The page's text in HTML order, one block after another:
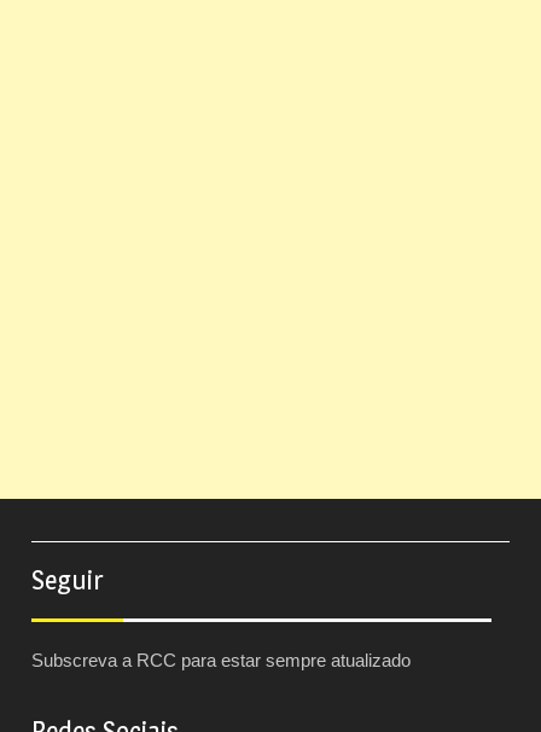
Seguir
Subscreva a RCC para estar sempre atualizado